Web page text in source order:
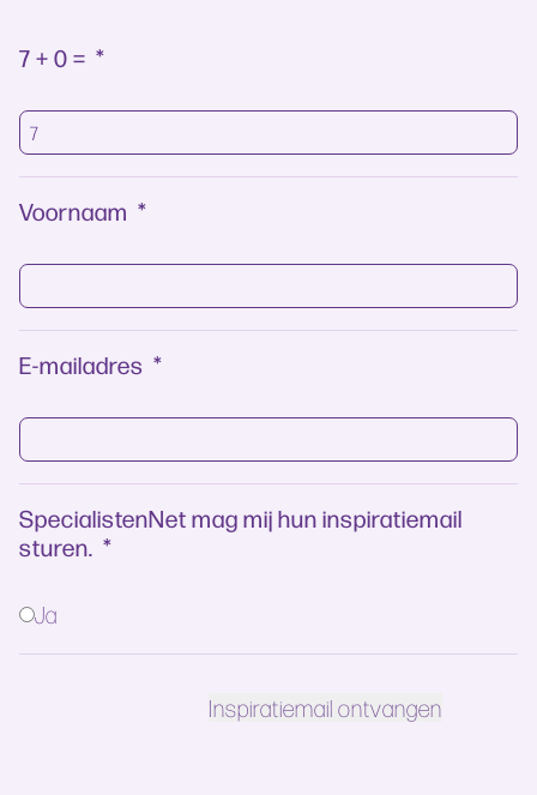
7 + 0 = *
Voornaam *
E-mailadres *
SpecialistenNet mag mij hun inspiratiemail
sturen. *
Ja